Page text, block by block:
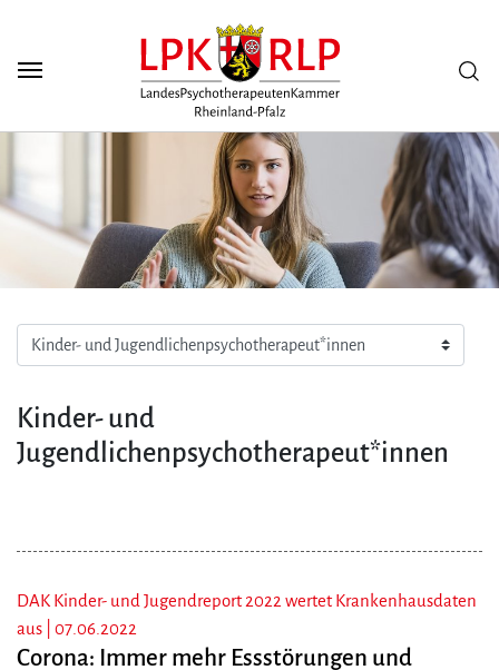
Kinder- und
Jugendlichenpsychotherapeut*innen
DAK Kinder- und Jugendreport 2022 wertet Krankenhausdaten
aus | 07.06.2022
Corona: Immer mehr Essstörungen und